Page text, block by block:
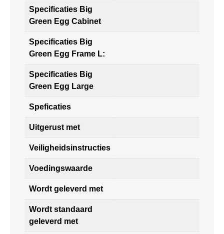
Specificaties Big
Green Egg Cabinet
Specificaties Big
Green Egg Frame L:
Specificaties Big
Green Egg Large
Speficaties
Uitgerust met
Veiligheidsinstructies
Voedingswaarde
Wordt geleverd met
Wordt standaard
geleverd met